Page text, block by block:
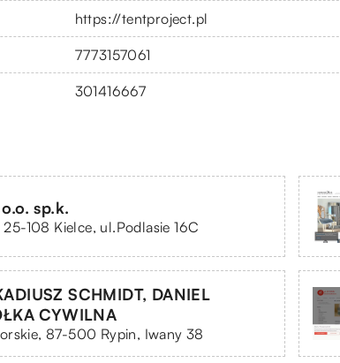
https://tentproject.pl
7773157061
301416667
sp.k.
108 Kielce, ul.Podlasie 16C
SCHMIDT, DANIEL
CYWILNA
87-500 Rypin, Iwany 38